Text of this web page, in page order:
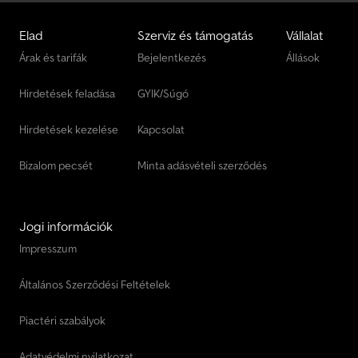
Egyéb Építkezési Gép Utánfutó
Szabván Felépítmény
Elad
Árak és tarifák
Hirdetések feladása
Hirdetések kezelése
Bizalom pecsét
Szerviz és támogatás
Bejelentkezés
GYIK/Súgó
Kapcsolat
Minta adásvételi szerződés
Vállalat
Állások
Jogi információk
Impresszum
Általános Szerződési Feltételek
Piactéri szabályok